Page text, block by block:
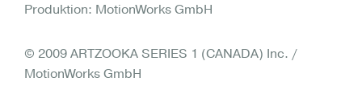
Produktion: MotionWorks GmbH
© 2009 ARTZOOKA SERIES 1 (CANADA) Inc. /
MotionWorks GmbH